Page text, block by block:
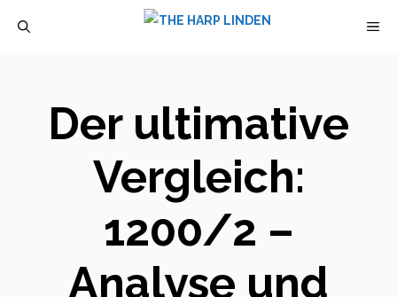
Der ultimative
Vergleich:
1200/2 –
Analyse und